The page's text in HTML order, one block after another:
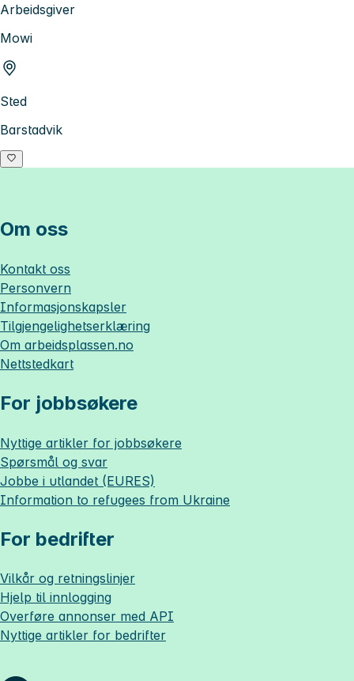
Arbeidsgiver
Mowi
Sted
Barstadvik
Om oss
Kontakt oss
Personvern
Informasjonskapsler
Tilgjengelighetserklæring
Om arbeidsplassen.no
Nettstedkart
For jobbsøkere
Nyttige artikler for jobbsøkere
Spørsmål og svar
Jobbe i utlandet (EURES)
Information to refugees from Ukraine
For bedrifter
Vilkår og retningslinjer
Hjelp til innlogging
Overføre annonser med API
Nyttige artikler for bedrifter